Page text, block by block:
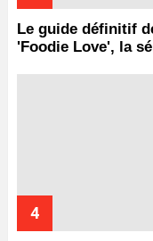
Le guide définitif
'Foodie Love', la